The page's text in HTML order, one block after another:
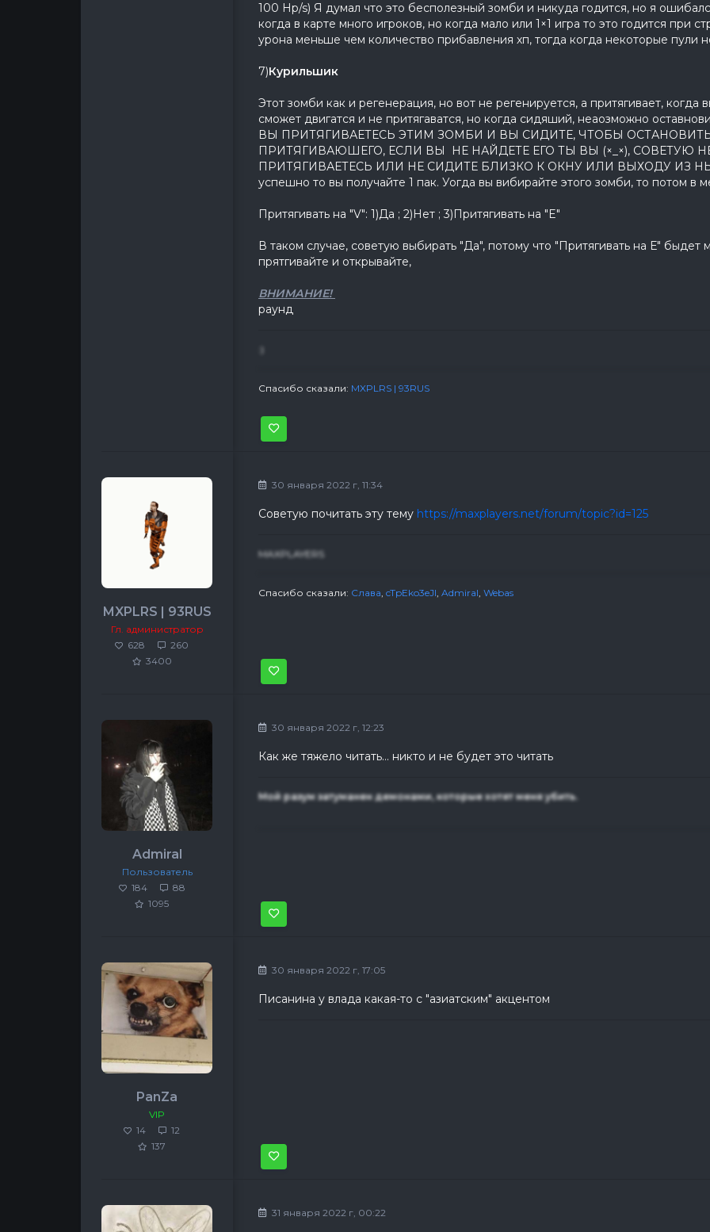
100 Hp/s) Я думал что это бесполезный зомби и никуда годится, но я
когда в карте много игроков, но когда мало или 1×1 игра то это годится при
урона меньше чем количество прибавления хп, тогда когда некоторые пули
7)Курильшик
Этот зомби как и регенерация, но вот не регенируется, а притягивает, когда
сможет двигатся и не притягаватся, но когда сидяший, неаозможно
ВЫ ПРИТЯГИВАЕТЕСЬ ЭТИМ ЗОМБИ И ВЫ СИДИТЕ, ЧТОБЫ
ПРИТЯГИВАЮШЕГО, ЕСЛИ ВЫ НЕ НАЙДЕТЕ ЕГО ТЫ ВЫ (×_×), СОВЕТУЮ
ПРИТЯГИВАЕТЕСЬ ИЛИ НЕ СИДИТЕ БЛИЗКО К ОКНУ ИЛИ ВЫХОДУ ИЗ
успешно то вы получайте 1 пак. Уогда вы вибирайте этого зомби, то потом в
Притягивать на "V": 1)Да ; 2)Нет ; 3)Притягивать на "E"
В таком случае, советую выбирать "Да", потому что "Притягивать на Е" быдет
прятгивайте и открывайте,
ВНИМАНИЕ!
Есть лимиты для
раунд
Спасибо сказали: MXPLRS | 93RUS
MXPLRS | 93RUS
Гл. администратор
628
260
3400
30 января 2022 г, 11:34
Советую почитать эту тему https://maxplayers.net/forum/topic?id=125
MAXPLAYERS
Спасибо сказали: Слава, cTpEko3eJl, Admiral, Webas
Admiral
Пользователь
184
88
1095
30 января 2022 г, 12:23
Как же тяжело читать... никто и не будет это читать
Мой разум затуманен демонами, которые хотят меня убить.
PanZa
VIP
14
12
137
30 января 2022 г, 17:05
Писанина у влада какая-то с "азиатским" акцентом
31 января 2022 г, 00:22